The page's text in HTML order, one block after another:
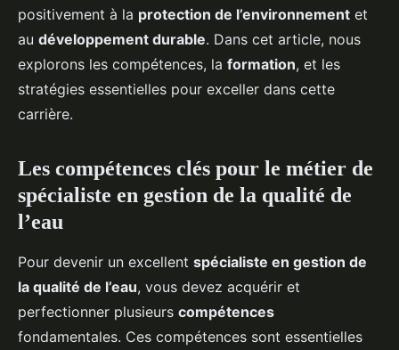
positivement à la protection de l’environnement et
au développement durable. Dans cet article, nous
explorons les compétences, la formation, et les
stratégies essentielles pour exceller dans cette
carrière.
Les compétences clés pour le métier de
spécialiste en gestion de la qualité de
l’eau
Pour devenir un excellent spécialiste en gestion de
la qualité de l’eau, vous devez acquérir et
perfectionner plusieurs compétences
fondamentales. Ces compétences sont essentielles